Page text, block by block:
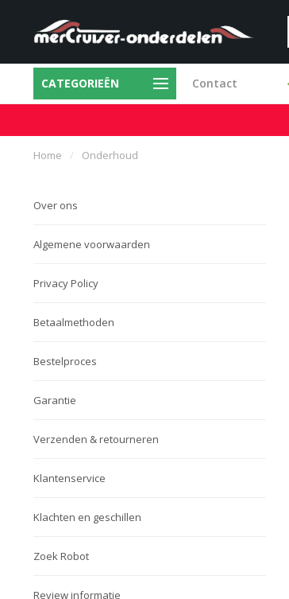
CATEGORIEËN Contact
Snelle levering en ruime voorraad
Home / Onderhoud
Over ons
Algemene voorwaarden
Privacy Policy
Betaalmethoden
Bestelproces
Garantie
Verzenden & retourneren
Klantenservice
Klachten en geschillen
Zoek Robot
Review informatie